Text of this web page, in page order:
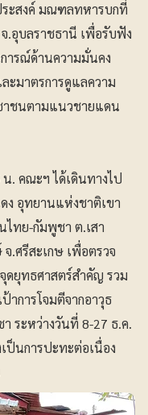
ะสงค์ มณฑลทหารบกที่
.อุบลราชธานี เพื่อรับฟัง
ารณ์ด้านความมั่นคง
ะมาตรการดูแลความ
าชนตามแนวชายแดน
น. คณะฯ ได้เดินทางไป
ง อุทยานแห่งชาติเขา
ทย-กัมพูชา ต.เสา
.ศรีสะเกษ เพื่อตรวจ
ดยุทธศาสตร์สำคัญ รวม
าการโจมตีจากอาวุธ
ระหว่างวันที่ 8-27 ธ.ค.
ป็นการปะทะต่อเนื่อง